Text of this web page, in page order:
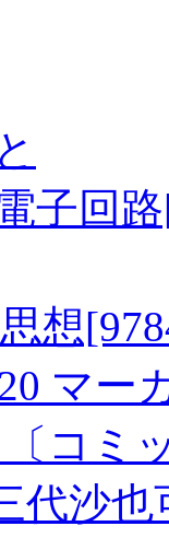
子回路
想
マー
コミ
代沙